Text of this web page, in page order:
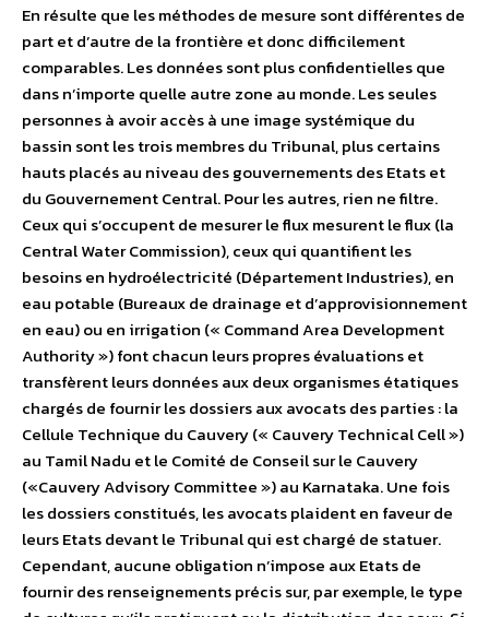
En résulte que les méthodes de mesure sont différentes de
part et d’autre de la frontière et donc difficilement
comparables. Les données sont plus confidentielles que
dans n’importe quelle autre zone au monde. Les seules
personnes à avoir accès à une image systémique du
bassin sont les trois membres du Tribunal, plus certains
hauts placés au niveau des gouvernements des Etats et
du Gouvernement Central. Pour les autres, rien ne filtre.
Ceux qui s’occupent de mesurer le flux mesurent le flux (la
Central Water Commission), ceux qui quantifient les
besoins en hydroélectricité (Département Industries), en
eau potable (Bureaux de drainage et d’approvisionnement
en eau) ou en irrigation (« Command Area Development
Authority ») font chacun leurs propres évaluations et
transfèrent leurs données aux deux organismes étatiques
chargés de fournir les dossiers aux avocats des parties : la
Cellule Technique du Cauvery (« Cauvery Technical Cell »)
au Tamil Nadu et le Comité de Conseil sur le Cauvery
(«Cauvery Advisory Committee ») au Karnataka. Une fois
les dossiers constitués, les avocats plaident en faveur de
leurs Etats devant le Tribunal qui est chargé de statuer.
Cependant, aucune obligation n’impose aux Etats de
fournir des renseignements précis sur, par exemple, le type